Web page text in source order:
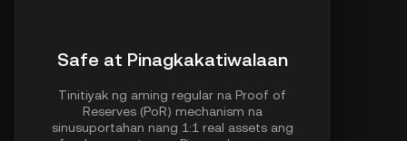
Safe at Pinagkakatiwalaan
Tinitiyak ng aming regular na Proof of
Reserves (PoR) mechanism na
sinusuportahan nang 1:1 real assets ang